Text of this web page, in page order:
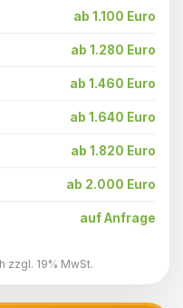
ab 1.100 Euro
ab 1.280 Euro
ab 1.460 Euro
ab 1.640 Euro
ab 1.820 Euro
ab 2.000 Euro
auf Anfrage
zzgl. 19% MwSt.